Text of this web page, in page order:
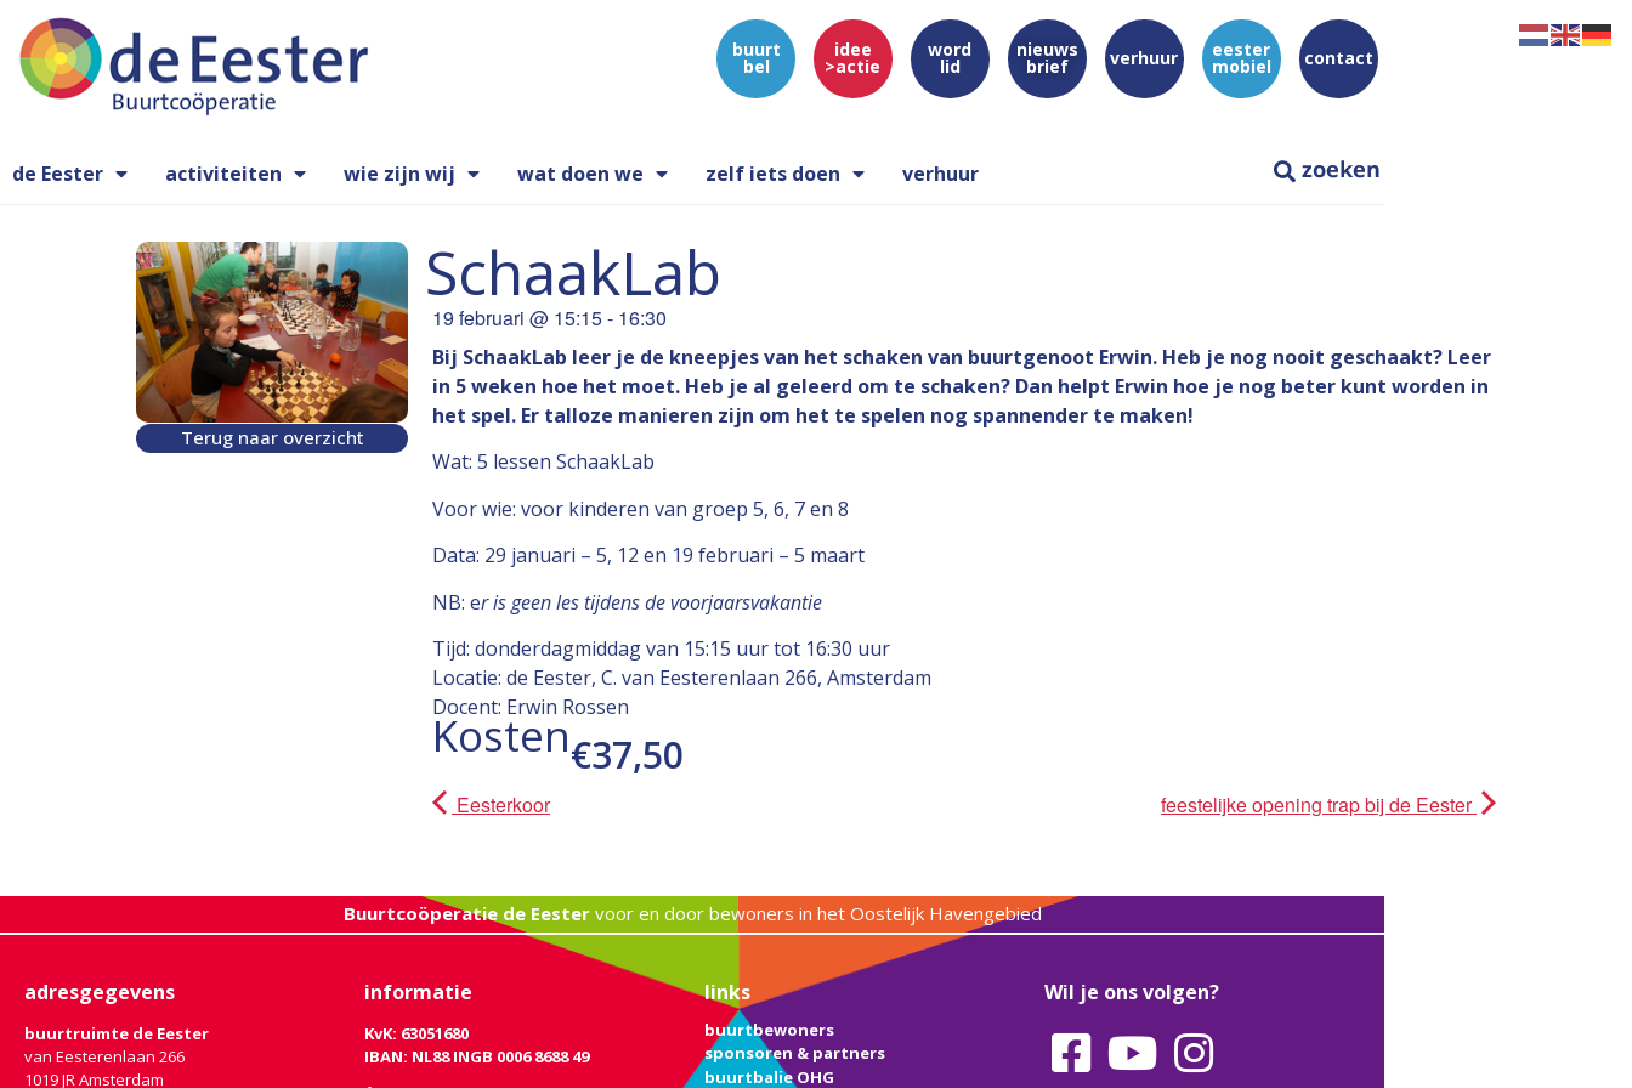
buurt
bel
idee
>actie
word
lid
nieuws
brief verhuur eester
mobiel contact
de Eester activiteiten wie zijn wij wat doen we zelf iets doen verhuur
Terug naar overzicht
SchaakLab
19 februari @ 15:15- 16:30
Bij SchaakLab leer je de kneepjes van het schaken van buurtgenoot Erwin. Heb je nog nooit geschaakt? Leer
in 5 weken hoe het moet. Heb je al geleerd om te schaken? Dan helpt Erwin hoe je nog beter kunt worden in
het spel. Er talloze manieren zijn om het te spelen nog spannender te maken!
Wat: 5 lessen SchaakLab
Voor wie: voor kinderen van groep 5, 6, 7 en 8
Data: 29 januari – 5, 12 en 19 februari – 5 maart
NB: er is geen les tijdens de voorjaarsvakantie
Tijd: donderdagmiddag van 15:15 uur tot 16:30 uur
Locatie: de Eester, C. van Eesterenlaan 266, Amsterdam
Docent: Erwin Rossen
Kosten€37,50
Eesterkoor feestelijke opening trap bij de Eester
Buurtcoöperatie de Eestervoor en door bewoners in het Oostelijk Havengebied
adresgegevens
buurtruimte de Eester
van Eesterenlaan 266
1019 JR Amsterdam
informatie
KvK: 63051680
IBAN: NL88 INGB 0006 8688 49
links
buurtbewoners
sponsoren & partners
buurtbalie OHG
Wil je ons volgen?